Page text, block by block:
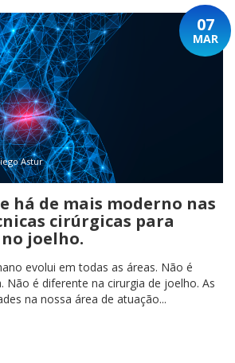
07
MAR
Astur
há de mais moderno nas
cirúrgicas para
joelho.
evolui em todas as áreas. Não é
Não é diferente na cirurgia de joelho. As
na nossa área de atuação...